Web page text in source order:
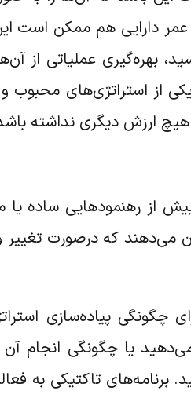
دارایی هم ممکن است
بهره‌گیری عملیاتی از
از استراتژی‌های محبوب
هیچ ارزش دیگری نداشته
از رهنمودهایی ساده
می‌دهند که درصورت
چگونگی پیاده‌سازی
یا چگونگی انجام
برنامه‌های تاکتیکی به